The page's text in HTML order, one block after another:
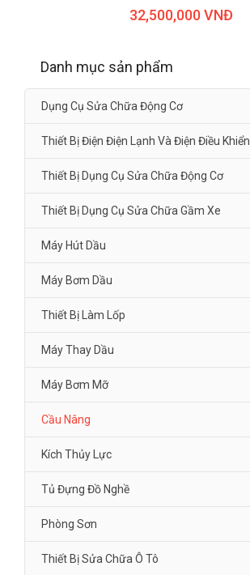
32,500,000 VNĐ
Danh mục sản phẩm
Dụng Cụ Sửa Chữa Động Cơ
Thiết Bị Điện Điện Lạnh Và Điện Điều Khiển
Thiết Bị Dụng Cụ Sửa Chữa Động Cơ
Thiết Bị Dụng Cụ Sửa Chữa Gầm Xe
Máy Hút Dầu
Máy Bơm Dầu
Thiết Bị Làm Lốp
Máy Thay Dầu
Máy Bơm Mỡ
Cầu Nâng
Kích Thủy Lực
Tủ Đựng Đồ Nghề
Phòng Sơn
Thiết Bị Sửa Chữa Ô Tô